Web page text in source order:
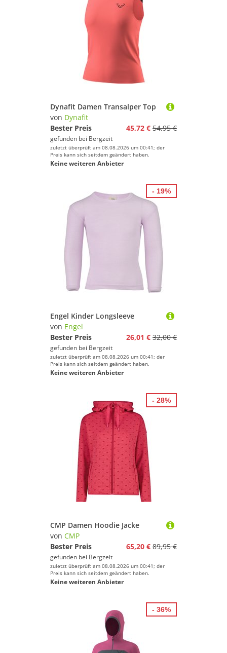
Dynafit Damen Transalper Top
von Dynafit
Bester Preis
45,72 € 54,95 €
gefunden bei Bergzeit
zuletzt überprüft am 08.08.2026 um 00:41; der
Preis kann sich seitdem geändert haben.
Keine weiteren Anbieter
Engel Kinder Longsleeve
von Engel
Bester Preis
26,01 € 32,00 €
gefunden bei Bergzeit
zuletzt überprüft am 08.08.2026 um 00:41; der
Preis kann sich seitdem geändert haben.
Keine weiteren Anbieter
- 19%
CMP Damen Hoodie Jacke
von CMP
Bester Preis
65,20 € 89,95 €
gefunden bei Bergzeit
zuletzt überprüft am 08.08.2026 um 00:41; der
Preis kann sich seitdem geändert haben.
Keine weiteren Anbieter
- 28%
- 36%